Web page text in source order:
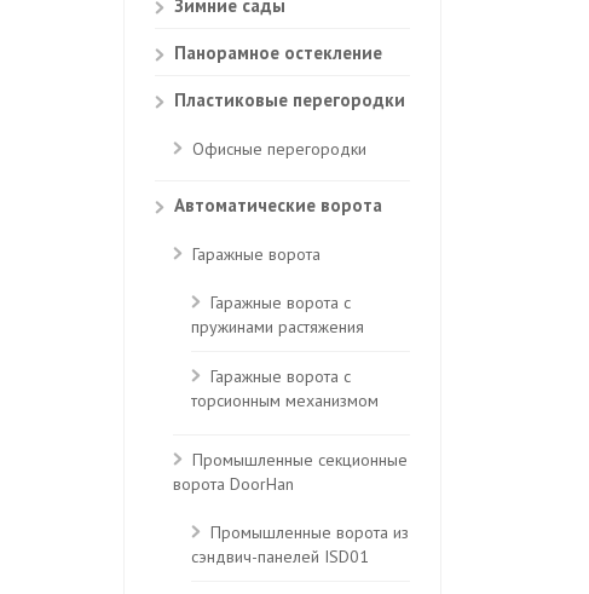
Зимние сады
Панорамное остекление
Пластиковые перегородки
Офисные перегородки
Автоматические ворота
Гаражные ворота
Гаражные ворота с
пружинами растяжения
Гаражные ворота с
торсионным механизмом
Промышленные секционные
ворота DoorHan
Промышленные ворота из
сэндвич-панелей ISD01